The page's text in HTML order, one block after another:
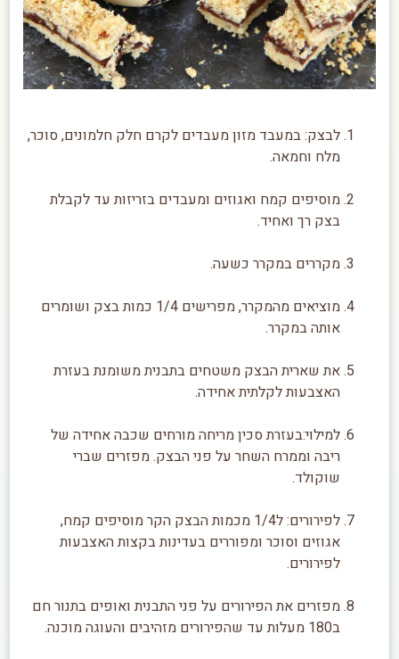
לבצק: במעבד מזון מעבדים לקרם חלק חלמונים, סוכר,
מלח וחמאה.
מוסיפים קמח ואגוזים ומעבדים בזריזות עד לקבלת
בצק רך ואחיד.
מקררים במקרר כשעה.
מוציאים מהמקרר, מפרישים 1/4 כמות בצק ושומרים
אותה במקרר.
את שארית הבצק משטחים בתבנית משומנת בעזרת
האצבעות לקלתית אחידה.
למילוי:בעזרת סכין מריחה מורחים שכבה אחידה של
ריבה וממרח השחר על פני הבצק. מפזרים שברי
שוקולד.
לפירורים: ל1/4 מכמות הבצק הקר מוסיפים קמח,
אגוזים וסוכר ומפוררים בעדינות בקצות האצבעות
לפירורים.
מפזרים את הפירורים על פני התבנית ואופים בתנור חם
ב180 מעלות עד שהפירורים מזהיבים והעוגה מוכנה.